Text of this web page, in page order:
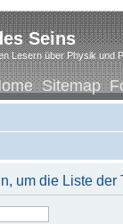
Seins
Lesern über Physik und
Sitemap
um die Liste